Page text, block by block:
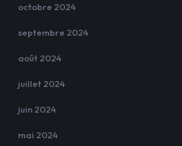
octobre 2024
septembre 2024
août 2024
juillet 2024
juin 2024
mai 2024